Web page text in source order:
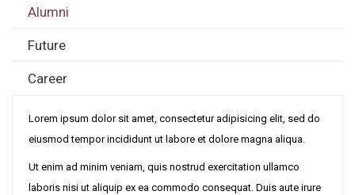
Alumni
Future
Career
Lorem ipsum dolor sit amet, consectetur adipisicing elit, sed do
eiusmod tempor incididunt ut labore et dolore magna aliqua.
Ut enim ad minim veniam, quis nostrud exercitation ullamco
laboris nisi ut aliquip ex ea commodo consequat. Duis aute irure